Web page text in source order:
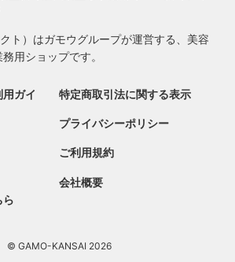
ト）はガモウグループが運営する、美容
用ショップです。
ガイ
ら
特定商取引法に関する表示
プライバシーポリシー
ご利用規約
会社概要
© GAMO-KANSAI 2026